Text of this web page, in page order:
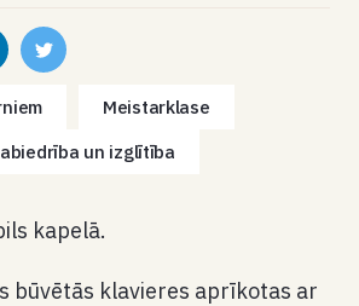
Meistarklase
un izglītība
kapelā.
būvētās klavieres aprīkotas ar